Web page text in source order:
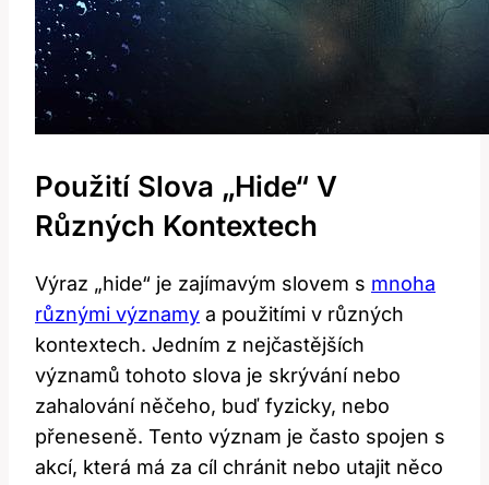
Použití Slova „hide“ V
Různých Kontextech
Výraz „hide“ je zajímavým slovem s mnoha
různými významy a použitími v různých
kontextech. Jedním z nejčastějších
významů tohoto slova je skrývání nebo
zahalování něčeho, buď fyzicky, nebo
přeneseně. Tento význam je často spojen s
akcí, která má za cíl chránit nebo utajit něco